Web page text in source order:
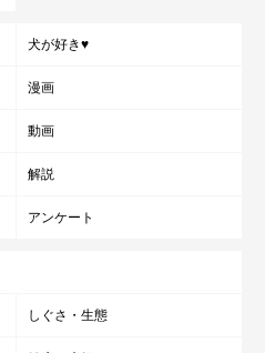
犬が好き♥
漫画
動画
解説
アンケート
しぐさ・生態